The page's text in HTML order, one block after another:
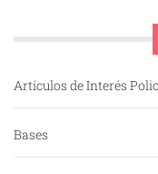
Artículos de Interés
Bases